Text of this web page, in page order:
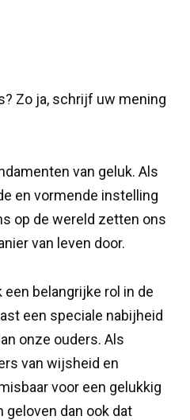
Zo ja, schrijf uw mening
van geluk. Als
en vormende instelling
op de wereld zetten ons
van leven door.
belangrijke rol in de
een speciale nabijheid
onze ouders. Als
van wijsheid en
voor een gelukkig
geloven dan ook dat